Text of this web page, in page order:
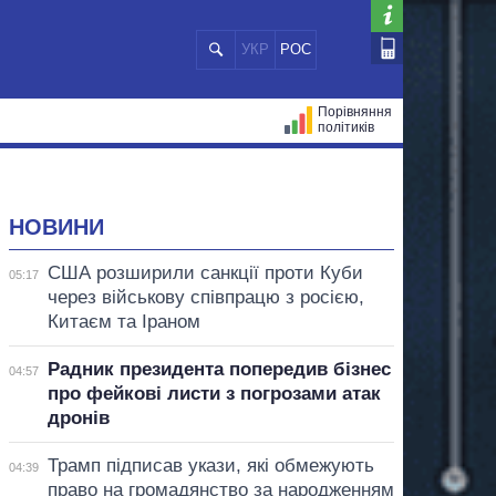
УКР РОС
Порівняння
політиків
НОВИНИ
05:17
США розширили санкції проти Куби
через військову співпрацю з росією,
Китаєм та Іраном
04:57
Радник президента попередив бізнес
про фейкові листи з погрозами атак
дронів
04:39
Трамп підписав укази, які обмежують
право на громадянство за народженням